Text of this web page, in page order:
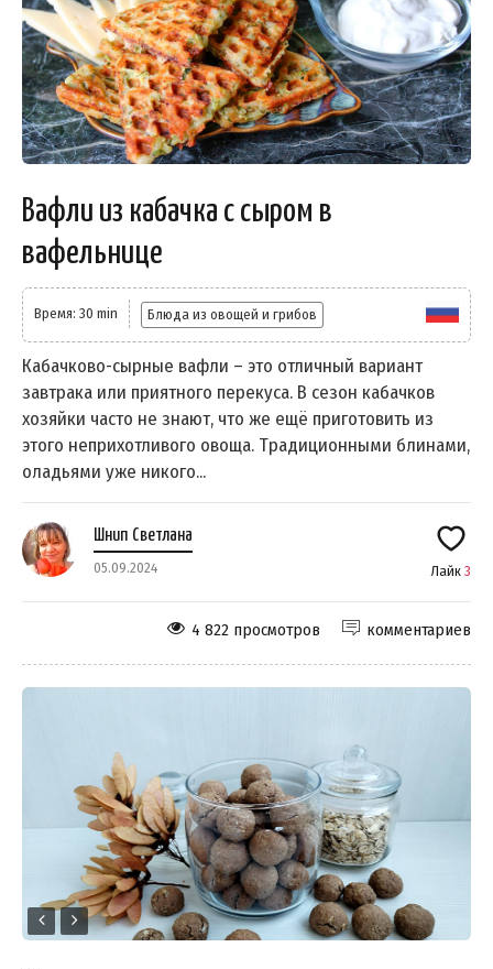
Вафли из кабачка с сыром в
вафельнице
Время: 30 min Блюда из овощей и грибов
Кабачково-сырные вафли – это отличный вариант
завтрака или приятного перекуса. В сезон кабачков
хозяйки часто не знают, что же ещё приготовить из
этого неприхотливого овоща. Традиционными блинами,
оладьями уже никого...
Шнип Светлана
05.09.2024 Лайк 3
комментариев
4 822 просмотров